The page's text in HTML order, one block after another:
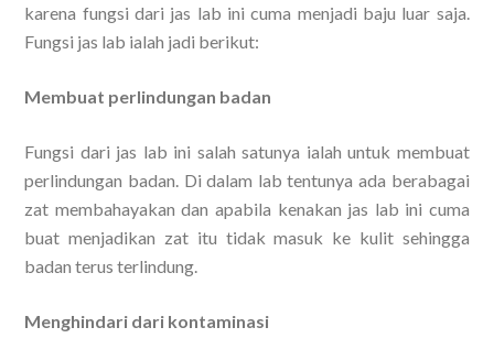
karena fungsi dari jas lab ini cuma menjadi baju luar saja.
Fungsi jas lab ialah jadi berikut:
Membuat perlindungan badan
Fungsi dari jas lab ini salah satunya ialah untuk membuat
perlindungan badan. Di dalam lab tentunya ada berabagai
zat membahayakan dan apabila kenakan jas lab ini cuma
buat menjadikan zat itu tidak masuk ke kulit sehingga
badan terus terlindung.
Menghindari dari kontaminasi